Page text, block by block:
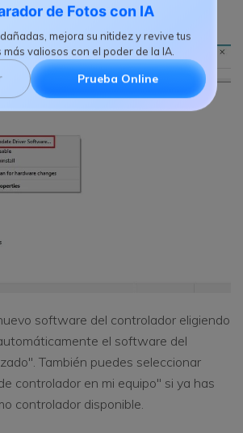
de Fotos con IA
mejora su nitidez y revive tus
valiosos con el poder de la IA.
Prueba Online
software del controlador eligiendo
el software del
También puedes seleccionar
controlador en mi equipo" si ya has
controlador disponible.